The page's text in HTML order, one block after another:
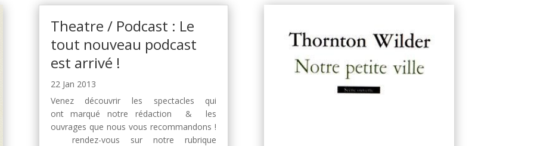
Theatre / Podcast : Le
tout nouveau podcast
est arrivé !
22 Jan 2013
Venez découvrir les spectacles qui
ont marqué notre rédaction & les
ouvrages que nous vous recommandons !
rendez-vous sur notre rubrique